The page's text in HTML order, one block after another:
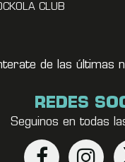
CLUB
de las últimas
REDES
Seguinos en todas